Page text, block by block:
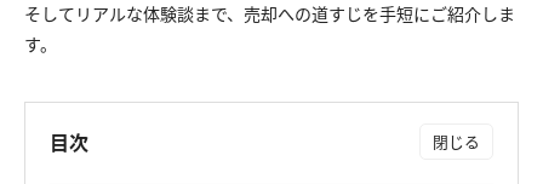
そしてリアルな体験談まで、売却への道すじを手短にご紹介しま
す。
目次